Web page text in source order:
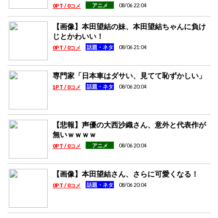
0PT / 0コメ アニメ 08/06 22:04
【画像】本田望結の妹、本田望結ちゃんに負け
じとかわいい！
0PT / 0コメ 話題・ネタ 08/06 21:04
専門家「日本車はダサい、見てて恥ずかしい」
1PT / 0コメ 話題・ネタ 08/06 20:04
【悲報】声優の大西沙織さん、意外と代表作が
無いｗｗｗｗ
0PT / 0コメ アニメ 08/06 20:04
【画像】本田望結さん、さらに可愛くなる！
0PT / 0コメ 話題・ネタ 08/06 20:04